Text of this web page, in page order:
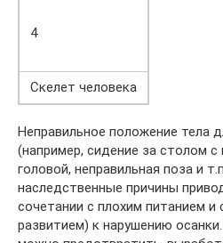
4
Скелет человека
Неправильное положение тела
(например, сидение за столом
головой, неправильная поза и
наследственные причины
сочетании с плохим питанием
развитием) к нарушению